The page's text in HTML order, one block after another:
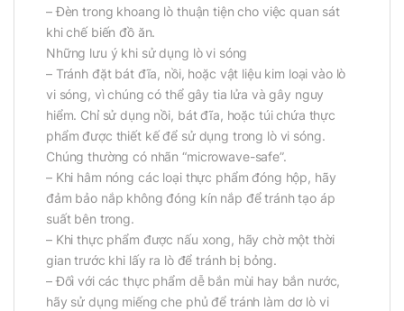
– Đèn trong khoang lò thuận tiện cho việc quan sát
khi chế biến đồ ăn.
Những lưu ý khi sử dụng lò vi sóng
– Tránh đặt bát đĩa, nồi, hoặc vật liệu kim loại vào lò
vi sóng, vì chúng có thể gây tia lửa và gây nguy
hiểm. Chỉ sử dụng nồi, bát đĩa, hoặc túi chứa thực
phẩm được thiết kế để sử dụng trong lò vi sóng.
Chúng thường có nhãn “microwave-safe”.
– Khi hâm nóng các loại thực phẩm đóng hộp, hãy
đảm bảo nắp không đóng kín nắp để tránh tạo áp
suất bên trong.
– Khi thực phẩm được nấu xong, hãy chờ một thời
gian trước khi lấy ra lò để tránh bị bỏng.
– Đối với các thực phẩm dễ bắn mùi hay bắn nước,
hãy sử dụng miếng che phủ để tránh làm dơ lò vi